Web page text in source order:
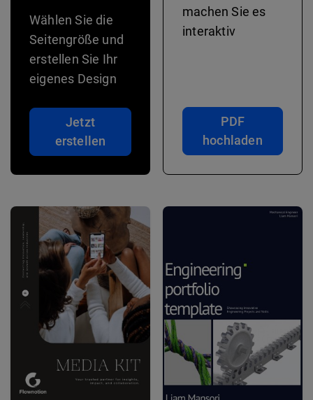
Wählen Sie die
Seitengröße und
erstellen Sie Ihr
eigenes Design
Jetzt
erstellen
machen Sie es
interaktiv
PDF
hochladen